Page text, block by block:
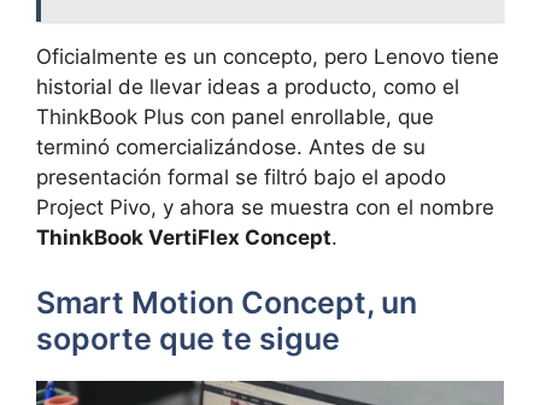
Oficialmente es un concepto, pero Lenovo tiene
historial de llevar ideas a producto, como el
ThinkBook Plus con panel enrollable, que
terminó comercializándose. Antes de su
presentación formal se filtró bajo el apodo
Project Pivo, y ahora se muestra con el nombre
ThinkBook VertiFlex Concept.
Smart Motion Concept, un
soporte que te sigue